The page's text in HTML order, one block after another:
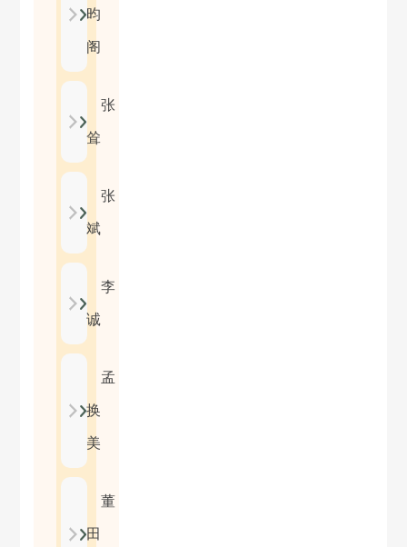
昀
阁
张
耸
张
斌
李
诚
孟
换
美
董
田